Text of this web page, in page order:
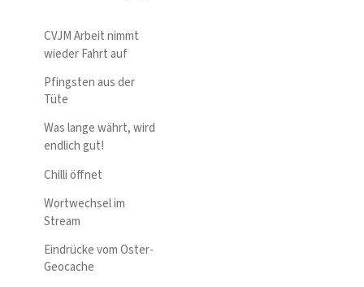
CVJM Arbeit nimmt
wieder Fahrt auf
Pfingsten aus der
Tüte
Was lange währt, wird
endlich gut!
Chilli öffnet
Wortwechsel im
Stream
Eindrücke vom Oster-
Geocache